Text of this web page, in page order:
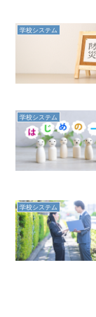
学校システム
学校システム
学校システム